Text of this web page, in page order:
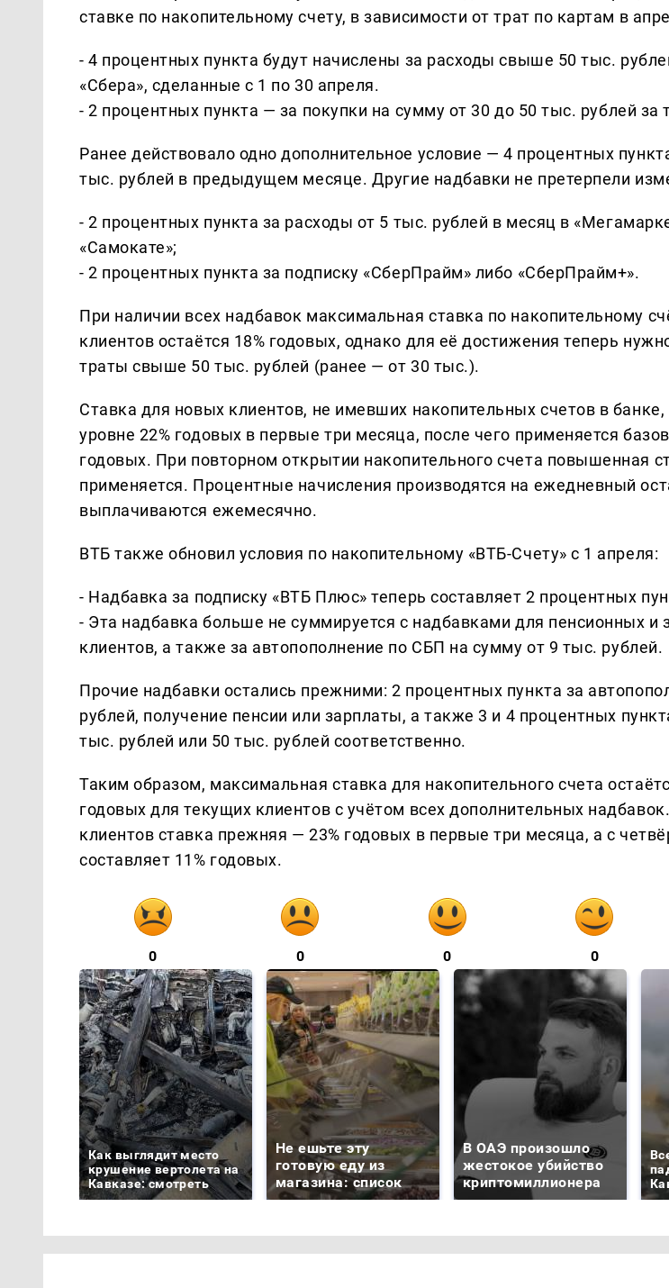
ставке по накопительному счету, в зависимости от трат по картам в
- 4 процентных пункта будут начислены за расходы свыше 50 тыс.
«Сбера», сделанные с 1 по 30 апреля.
- 2 процентных пункта — за покупки на сумму от 30 до 50 тыс. рублей за
Ранее действовало одно дополнительное условие — 4 процентных
тыс. рублей в предыдущем месяце. Другие надбавки не претерпели
- 2 процентных пункта за расходы от 5 тыс. рублей в месяц в
«Самокате»;
- 2 процентных пункта за подписку «СберПрайм» либо «СберПрайм+».
При наличии всех надбавок максимальная ставка по накопительному
клиентов остаётся 18% годовых, однако для её достижения теперь
траты свыше 50 тыс. рублей (ранее — от 30 тыс.).
Ставка для новых клиентов, не имевших накопительных счетов в банке,
уровне 22% годовых в первые три месяца, после чего применяется
годовых. При повторном открытии накопительного счета повышенная
применяется. Процентные начисления производятся на ежедневный
выплачиваются ежемесячно.
ВТБ также обновил условия по накопительному «ВТБ-Счету» с 1 апреля:
- Надбавка за подписку «ВТБ Плюс» теперь составляет 2 процентных
- Эта надбавка больше не суммируется с надбавками для пенсионных и
клиентов, а также за автопополнение по СБП на сумму от 9 тыс. рублей.
Прочие надбавки остались прежними: 2 процентных пункта за
рублей, получение пенсии или зарплаты, а также 3 и 4 процентных
тыс. рублей или 50 тыс. рублей соответственно.
Таким образом, максимальная ставка для накопительного счета
годовых для текущих клиентов с учётом всех дополнительных
клиентов ставка прежняя — 23% годовых в первые три месяца, а с
составляет 11% годовых.
0 0 0 0
Как выглядит место
крушение вертолета на
Кавказе: смотреть
Не ешьте эту
готовую еду из
магазина: список
В ОАЭ произошло
жестокое убийство
криптомиллионера